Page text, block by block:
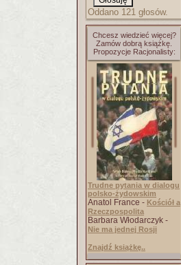
Oddano 121 głosów.
Chcesz wiedzieć więcej?
Zamów dobrą książkę.
Propozycje Racjonalisty:
Trudne pytania w dialogu
polsko-żydowskim
Anatol France - Kościół a
Rzeczpospolita
Barbara Włodarczyk -
Nie ma jednej Rosji
Znajdź książkę..